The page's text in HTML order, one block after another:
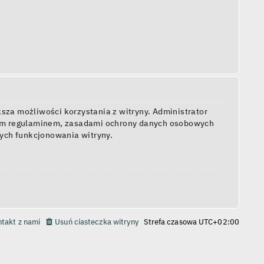
możliwości korzystania z witryny. Administrator
zasadami ochrony danych osobowych
funkcjonowania witryny.
Strefa czasowa UTC+02:00
Usuń ciasteczka witryny
z nami